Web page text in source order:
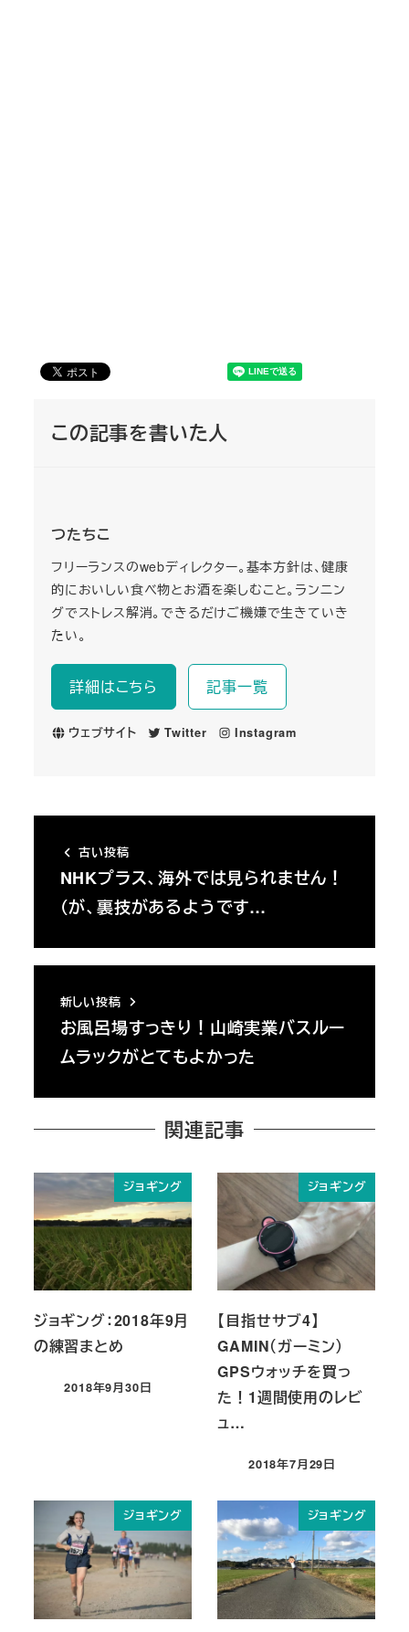
この記事を書いた人
つたちこ
フリーランスのwebディレクター。基本方針は、健康
的においしい食べ物とお酒を楽しむこと。ランニン
グでストレス解消。できるだけご機嫌で生きていき
たい。
詳細はこちら 記事一覧
ウェブサイト Twitter Instagram
古い投稿
NHKプラス、海外では見られません！
（が、裏技があるようです…
新しい投稿
お風呂場すっきり！山崎実業バスルー
ムラックがとてもよかった
関連記事
ジョギング
ジョギング：2018年9月
の練習まとめ
投稿日
2018年9月30日
ジョギング
【目指せサブ4】
GAMIN（ガーミン）
GPSウォッチを買っ
た！1週間使用のレビ
ュ…
投稿日
2018年7月29日
ジョギング ジョギング